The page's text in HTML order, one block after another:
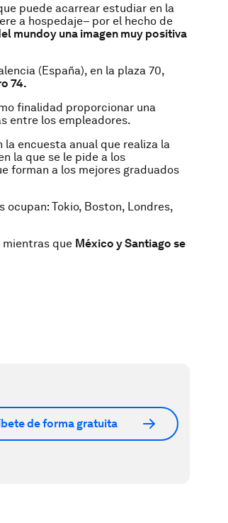
puede acarrear estudiar en la
a hospedaje– por el hecho de
mundoy una imagen muy positiva
(España), en la plaza 70,
74.
finalidad proporcionar una
entre los empleadores.
encuesta anual que realiza la
la que se le pide a los
forman a los mejores graduados
Tokio, Boston, Londres,
mientras que México y Santiago se
de forma gratuita